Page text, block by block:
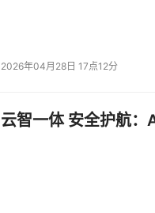
2026年04月28日 17点12分
云智一体 安全护航